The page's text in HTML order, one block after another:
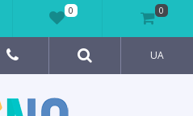
UA
0 0